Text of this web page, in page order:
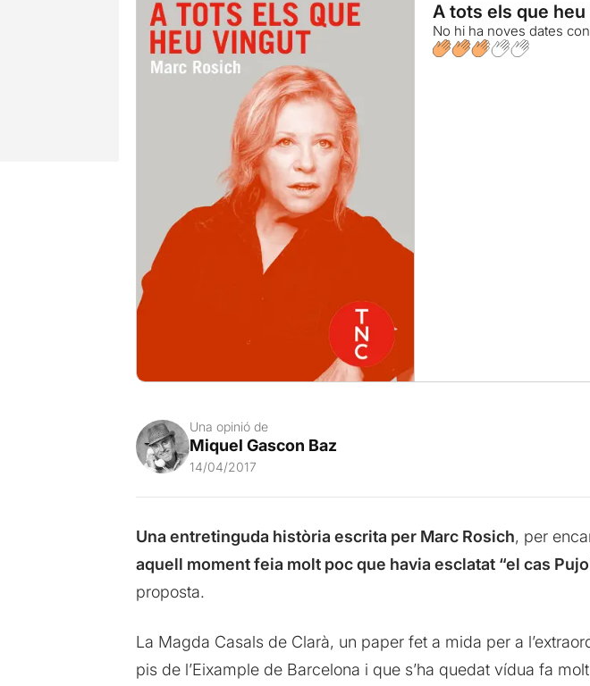
A tots els que
No hi ha noves dates
Una opinió de
Miquel Gascon Baz
14/04/2017
Una entretinguda història escrita per Marc Rosich, per
aquell moment feia molt poc que havia esclatat “el cas
proposta.
La Magda Casals de Clarà, un paper fet a mida per a
pis de l’Eixample de Barcelona i que s’ha quedat vídua fa